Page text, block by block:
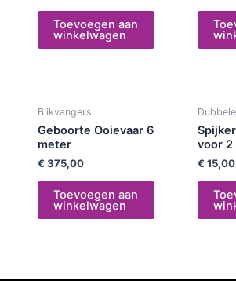
Toevoegen aan
winkelwagen
Blikvangers
Geboorte Ooievaar 6
meter
€ 375,00
Toevoegen aan
winkelwagen
voor 2
€ 15,00